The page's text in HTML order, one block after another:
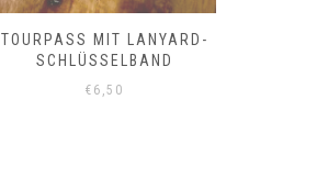
TOURPASS MIT LANYARD-
SCHLÜSSELBAND
€ 6,50